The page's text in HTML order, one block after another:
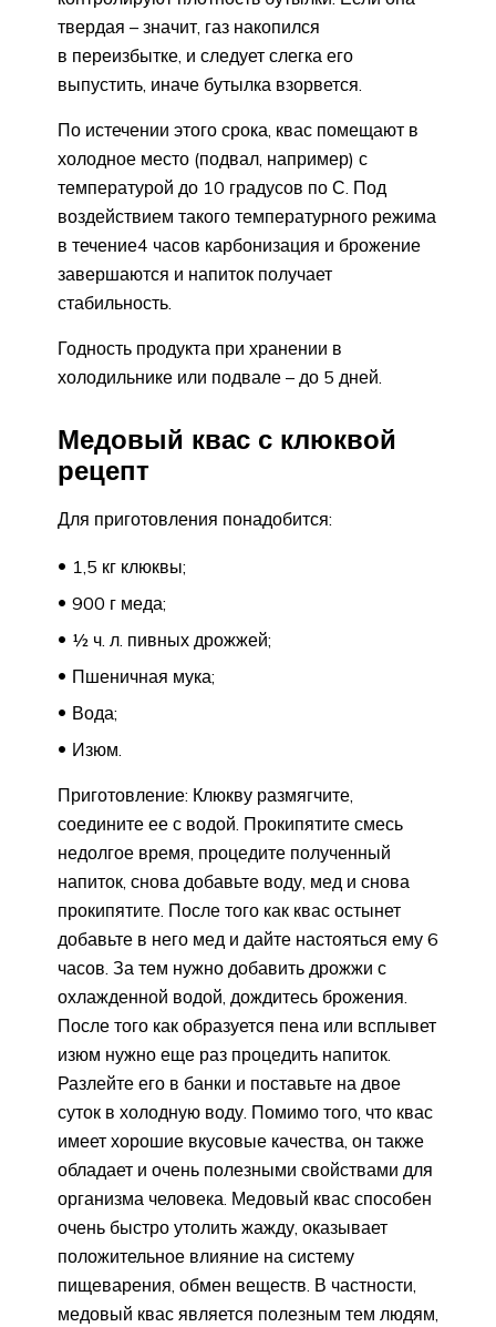
твердая – значит, газ накопился
в переизбытке, и следует слегка его
выпустить, иначе бутылка взорвется.
По истечении этого срока, квас помещают в
холодное место (подвал, например) с
температурой до 10 градусов по С. Под
воздействием такого температурного режима
в течение4 часов карбонизация и брожение
завершаются и напиток получает
стабильность.
Годность продукта при хранении в
холодильнике или подвале – до 5 дней.
Медовый квас с клюквой
рецепт
Для приготовления понадобится:
1,5 кг клюквы;
900 г меда;
½ ч. л. пивных дрожжей;
Пшеничная мука;
Вода;
Изюм.
Приготовление: Клюкву размягчите,
соедините ее с водой. Прокипятите смесь
недолгое время, процедите полученный
напиток, снова добавьте воду, мед и снова
прокипятите. После того как квас остынет
добавьте в него мед и дайте настояться ему 6
часов. За тем нужно добавить дрожжи с
охлажденной водой, дождитесь брожения.
После того как образуется пена или всплывет
изюм нужно еще раз процедить напиток.
Разлейте его в банки и поставьте на двое
суток в холодную воду. Помимо того, что квас
имеет хорошие вкусовые качества, он также
обладает и очень полезными свойствами для
организма человека. Медовый квас способен
очень быстро утолить жажду, оказывает
положительное влияние на систему
пищеварения, обмен веществ. В частности,
медовый квас является полезным тем людям,